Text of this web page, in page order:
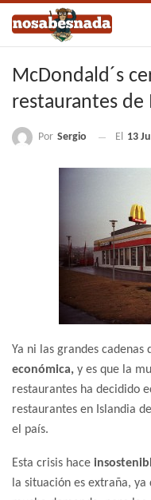
McDondald´s
restaurantes de
Por Sergio El 13
Ya ni las grandes cadenas
económica, y es que la
restaurantes ha decidido
restaurantes en Islandia
el país.
Esta crisis hace
la situación es extraña,